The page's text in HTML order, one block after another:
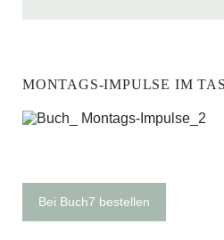
MONTAGS-IMPULSE IM
Bei Buch7 bestellen